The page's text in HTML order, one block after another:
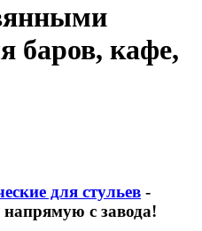
баров, кафе,
для стульев -
с завода!